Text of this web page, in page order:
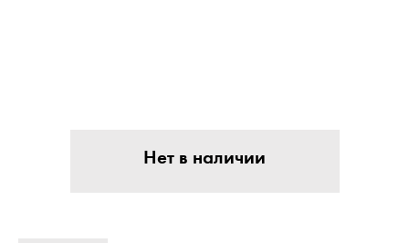
Нет в наличии